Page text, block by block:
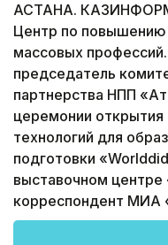
АСТАНА. КАЗИНФОРМ
Центр по повышению
массовых
председатель
партнерства НПП
церемонии
технологий для
подготовки
выставочном
корреспондент МИА